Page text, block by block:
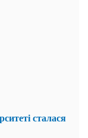
сталася